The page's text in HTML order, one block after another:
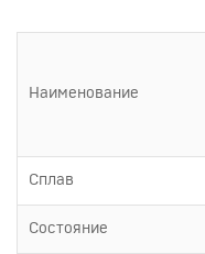
Наименование
Сплав
Состояние